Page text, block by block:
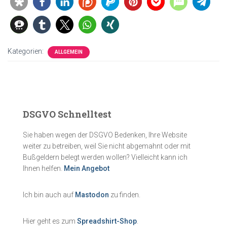
Kategorien: ALLGEMEIN
DSGVO Schnelltest
Sie haben wegen der DSGVO Bedenken, Ihre Website
weiter zu betreiben, weil Sie nicht abgemahnt oder mit
Bußgeldern belegt werden wollen? Vielleicht kann ich
Ihnen helfen. Mein Angebot
Ich bin auch auf Mastodon zu finden.
Hier geht es zum Spreadshirt-Shop